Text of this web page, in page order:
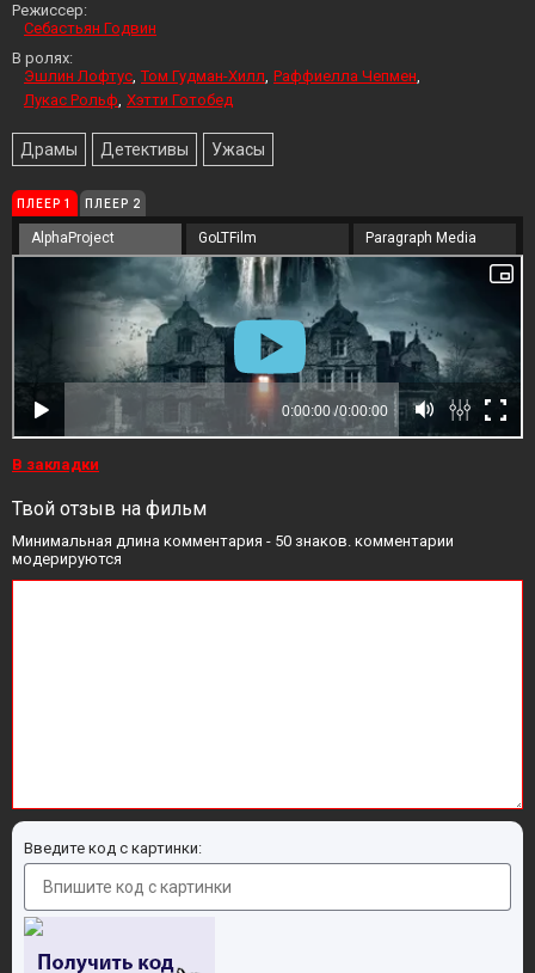
Режиссер:
Себастьян Годвин
В ролях:
Эшлин Лофтус Том Гудман-Хилл Раффиелла Чепмен
Лукас Рольф Хэтти Готобед
Драмы Детективы Ужасы
ПЛЕЕР 1 ПЛЕЕР 2
AlphaProject GoLTFilm Paragraph Media
В закладки
Твой отзыв на фильм
Минимальная длина комментария - 50 знаков. комментарии
модерируются
Введите код с картинки: